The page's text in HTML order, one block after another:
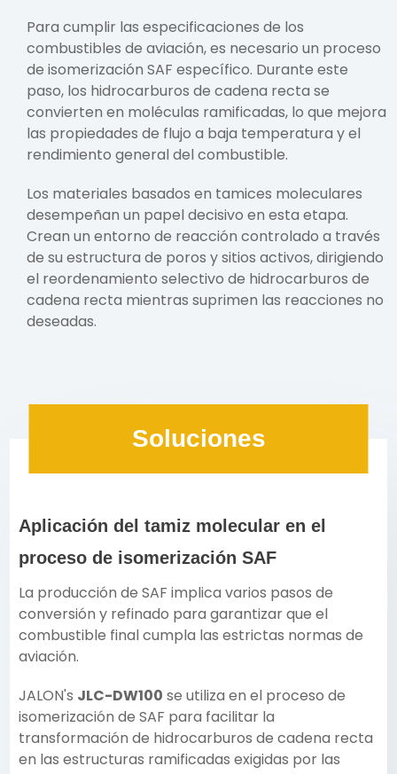
Para cumplir las especificaciones de los
combustibles de aviación, es necesario un proceso
de isomerización SAF específico. Durante este
paso, los hidrocarburos de cadena recta se
convierten en moléculas ramificadas, lo que mejora
las propiedades de flujo a baja temperatura y el
rendimiento general del combustible.
Los materiales basados en tamices moleculares
desempeñan un papel decisivo en esta etapa.
Crean un entorno de reacción controlado a través
de su estructura de poros y sitios activos, dirigiendo
el reordenamiento selectivo de hidrocarburos de
cadena recta mientras suprimen las reacciones no
deseadas.
Soluciones
Aplicación del tamiz molecular en el
proceso de isomerización SAF
La producción de SAF implica varios pasos de
conversión y refinado para garantizar que el
combustible final cumpla las estrictas normas de
aviación.
JALON's JLC-DW100 se utiliza en el proceso de
isomerización de SAF para facilitar la
transformación de hidrocarburos de cadena recta
en las estructuras ramificadas exigidas por las